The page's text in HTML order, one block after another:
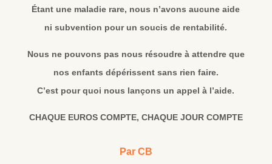
Étant une maladie rare, nous n’avons aucune aide
ni subvention pour un soucis de rentabilité.
Nous ne pouvons pas nous résoudre à attendre que
nos enfants dépérissent sans rien faire.
C’est pour quoi nous lançons un appel à l’aide.
CHAQUE EUROS COMPTE, CHAQUE JOUR COMPTE
Par CB